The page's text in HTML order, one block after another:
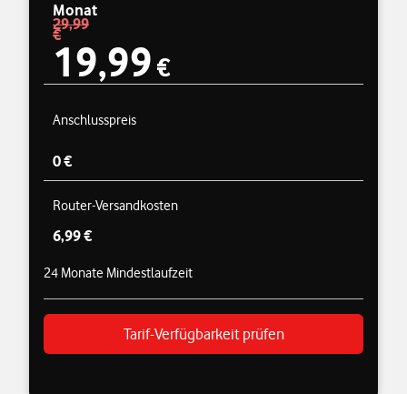
Preisübersicht
Monat
Standardpreis 29,99 € – Angebotspreis 19,99 €
29,99
€
19,99 €
Anschlusspreis
0 €
Router-Versandkosten
6,99 €
24 Monate Mindestlaufzeit
Tarif-Verfügbarkeit prüfen